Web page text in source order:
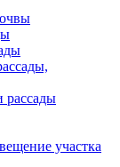
рассады
участка